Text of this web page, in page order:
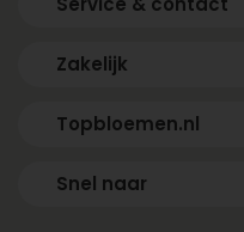
Zakelijk
Topbloemen.nl
Snel naar